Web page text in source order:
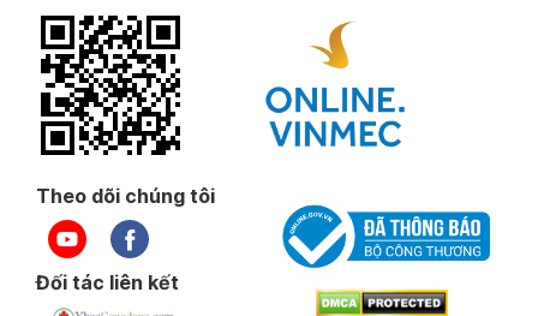
Theo dõi chúng tôi
Đối tác liên kết